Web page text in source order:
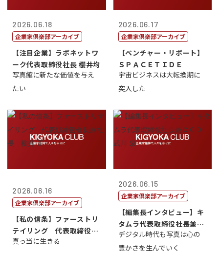
2026.06.18
企業家倶楽部アーカイブ
【注目企業】ラボネットワ
ーク代表取締役社長 櫻井均
写真館に新たな価値を与え
たい
2026.06.17
企業家倶楽部アーカイブ
【ベンチャー・リポート】
ＳＰＡＣＥＴＩＤＥ
宇宙ビジネスは大転換期に
突入した
2026.06.16
企業家倶楽部アーカイブ
【私の信条】ファーストリ
テイリング 代表取締役会
長兼社長 柳...
真っ当に生きる
2026.06.15
企業家倶楽部アーカイブ
【編集長インタビュー】キ
タムラ代表取締役社長兼Ｃ
ＯＯ 武川 ...
デジタル時代も写真は心の
豊かさを生んでいく